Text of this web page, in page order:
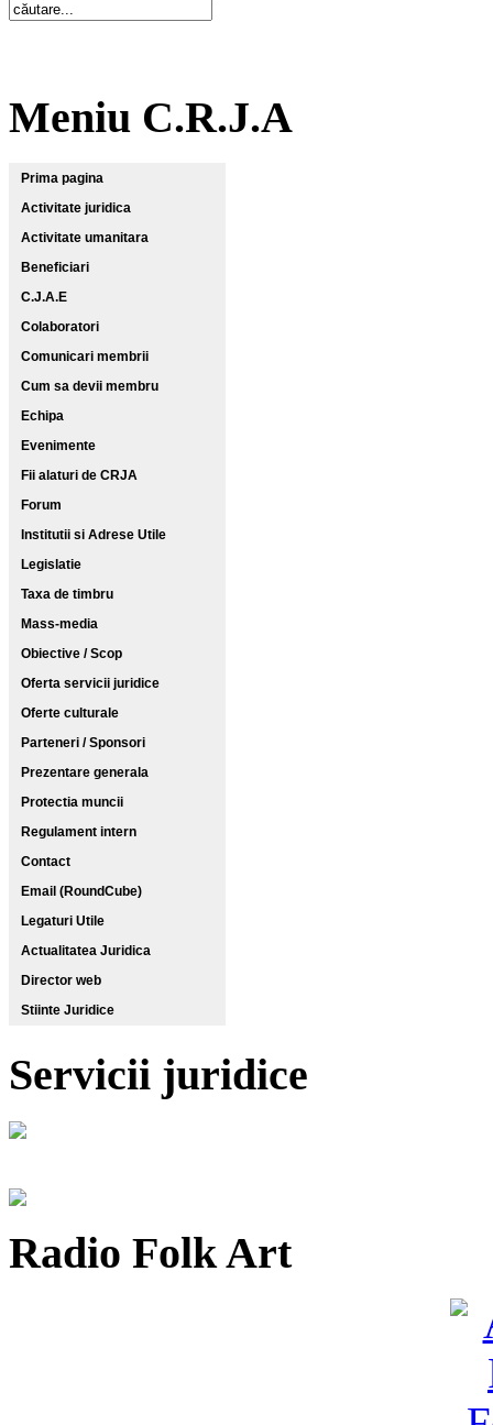
Meniu C.R.J.A
Prima pagina
Activitate juridica
Activitate umanitara
Beneficiari
C.J.A.E
Colaboratori
Comunicari membrii
Cum sa devii membru
Echipa
Evenimente
Fii alaturi de CRJA
Forum
Institutii si Adrese Utile
Legislatie
Taxa de timbru
Mass-media
Obiective / Scop
Oferta servicii juridice
Oferte culturale
Parteneri / Sponsori
Prezentare generala
Protectia muncii
Regulament intern
Contact
Email (RoundCube)
Legaturi Utile
Actualitatea Juridica
Director web
Stiinte Juridice
Servicii juridice
Radio Folk Art